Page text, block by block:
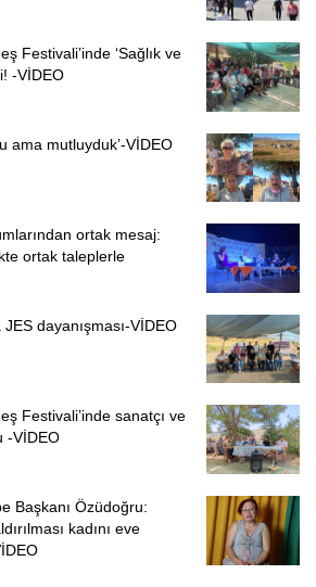
Festivali’inde ‘Sağlık ve
-VİDEO
ama mutluyduk’-VİDEO
ortak mesaj:
ortak taleplerle
JES dayanışması-VİDEO
Festivali’inde sanatçı ve
-VİDEO
Başkanı Özüdoğru:
kadını eve